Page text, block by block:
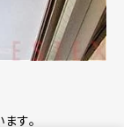
す。